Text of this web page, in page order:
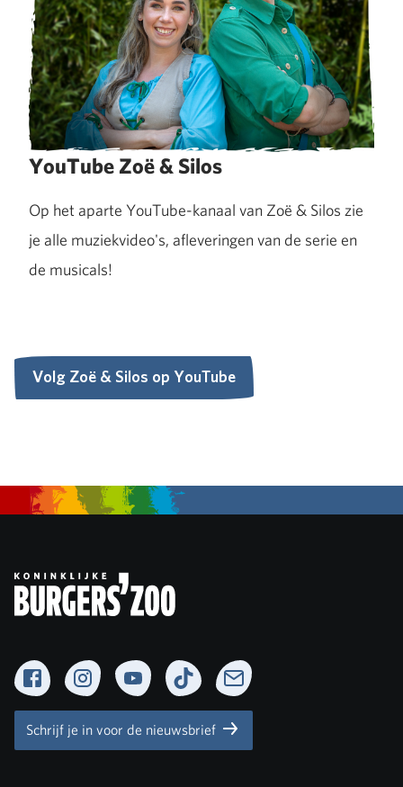
YouTube Zoë & Silos
Op het aparte YouTube-kanaal van Zoë & Silos zie
je alle muziekvideo's, afleveringen van de serie en
de musicals!
Volg Zoë & Silos op YouTube
FacebookInstagramYouTubeTikTok Newsletter
Schrijf je in voor de nieuwsbrief